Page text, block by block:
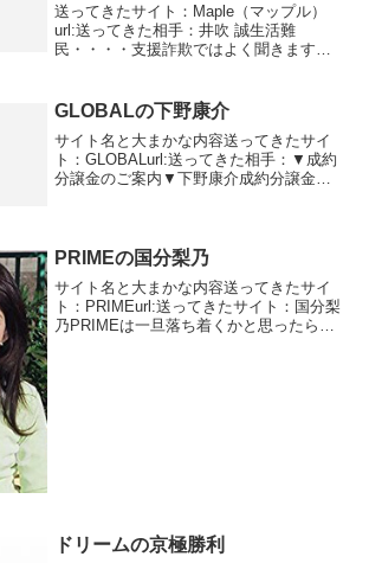
送ってきたサイト：Maple（マップル）
url:送ってきた相手：井吹 誠生活難
民・・・・支援詐欺ではよく聞きます
す。政府認定財団 生活難民総合研究所聞
いたことない組織で...
GLOBALの下野康介
サイト名と大まかな内容送ってきたサイ
ト：GLOBALurl:送ってきた相手：▼成約
分譲金のご案内▼下野康介成約分譲金の
話です。みて...
PRIMEの国分梨乃
サイト名と大まかな内容送ってきたサイ
ト：PRIMEurl:送ってきたサイト：国分梨
乃PRIMEは一旦落ち着くかと思ったらま
ドリームの京極勝利